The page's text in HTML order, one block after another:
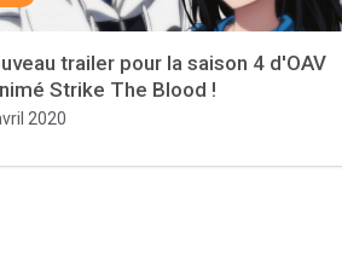
trailer pour la saison 4 d'OAV
Strike The Blood !
2020